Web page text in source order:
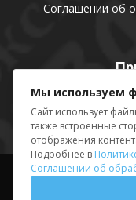
Соглашении об
Мы используем
Сайт использует
также встроенные
отображения
Подробнее в
Соглашении об